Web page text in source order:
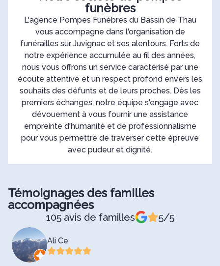
funèbres
L'agence Pompes Funèbres du Bassin de Thau
vous accompagne dans l'organisation de
funérailles sur Juvignac et ses alentours. Forts de
notre expérience accumulée au fil des années,
nous vous offrons un service caractérisé par une
écoute attentive et un respect profond envers les
souhaits des défunts et de leurs proches. Dès les
premiers échanges, notre équipe s'engage avec
dévouement à vous fournir une assistance
empreinte d'humanité et de professionnalisme
pour vous permettre de traverser cette épreuve
avec pudeur et dignité.
Témoignages des familles
accompagnées
105 avis de familles 5/5
Ali Ce